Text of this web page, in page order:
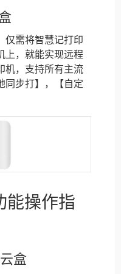
仅需将智慧记打印
上，就能实现远程
机，支持所有主流
同步打】，【自定
能操作指
盒